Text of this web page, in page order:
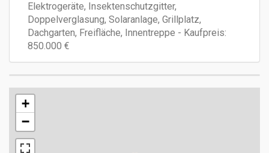
Elektrogeräte, Insektenschutzgitter,
Doppelverglasung, Solaranlage, Grillplatz,
Dachgarten, Freifläche, Innentreppe - Kaufpreis:
850.000 €
+
−